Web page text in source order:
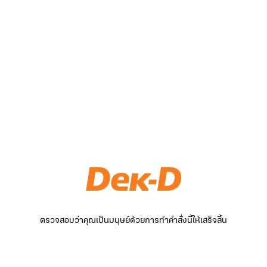
ตรวจสอบว่าคุณเป็นมนุษย์ด้วยการทำคำสั่งนี้ให้เสร็จสิ้น